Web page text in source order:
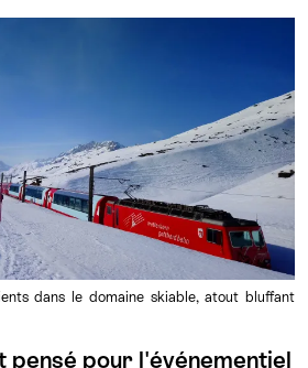
dans le domaine skiable, atout bluffant
pensé pour l'événementiel